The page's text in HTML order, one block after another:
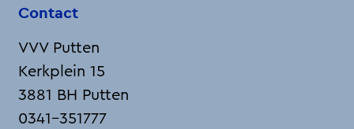
Contact
VVV Putten
Kerkplein 15
3881 BH Putten
0341-351777